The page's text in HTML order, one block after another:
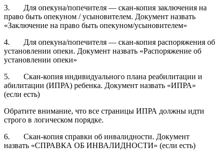
3. Для опекуна/попечителя — скан-копия заключения на
право быть опекуном / усыновителем. Документ назвать
«Заключение на право быть опекуном/усыновителем»
4. Для опекуна/попечителя — скан-копия распоряжения об
установлении опеки. Документ назвать «Распоряжение об
установлении опеки»
5. Скан-копия индивидуального плана реабилитации и
абилитации (ИПРА) ребенка. Документ назвать «ИПРА»
(если есть)
Обратите внимание, что все страницы ИПРА должны идти
строго в логическом порядке.
6. Скан-копия справки об инвалидности. Документ
назвать «СПРАВКА ОБ ИНВАЛИДНОСТИ» (если есть)